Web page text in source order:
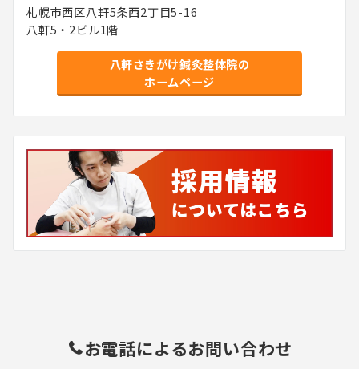
札幌市西区八軒5条西2丁目5-16
八軒5・2ビル1階
八軒さきがけ鍼灸整体院の
ホームページ
お電話によるお問い合わせ